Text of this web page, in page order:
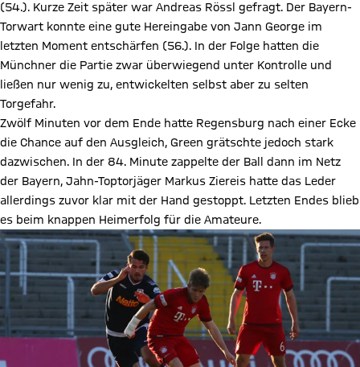
(54.). Kurze Zeit später war Andreas Rössl gefragt. Der Bayern-
Torwart konnte eine gute Hereingabe von Jann George im
letzten Moment entschärfen (56.). In der Folge hatten die
Münchner die Partie zwar überwiegend unter Kontrolle und
ließen nur wenig zu, entwickelten selbst aber zu selten
Torgefahr.
Zwölf Minuten vor dem Ende hatte Regensburg nach einer Ecke
die Chance auf den Ausgleich, Green grätschte jedoch stark
dazwischen. In der 84. Minute zappelte der Ball dann im Netz
der Bayern, Jahn-Toptorjäger Markus Ziereis hatte das Leder
allerdings zuvor klar mit der Hand gestoppt. Letzten Endes blieb
es beim knappen Heimerfolg für die Amateure.